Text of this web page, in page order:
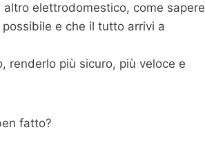
elettrodomestico, come sapere
e che il tutto arrivi a
renderlo più sicuro, più veloce e
fatto?